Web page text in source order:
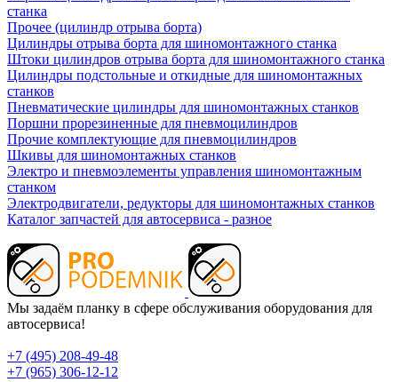
станка
Прочее (цилиндр отрыва борта)
Цилиндры отрыва борта для шиномонтажного станка
Штоки цилиндров отрыва борта для шиномонтажного станка
Цилиндры подстольные и откидные для шиномонтажных
станков
Пневматические цилиндры для шиномонтажных станков
Поршни прорезиненные для пневмоцилиндров
Прочие комплектующие для пневмоцилиндров
Шкивы для шиномонтажных станков
Электро и пневмоэлементы управления шиномонтажным
станком
Электродвигатели, редукторы для шиномонтажных станков
Каталог запчастей для автосервиса - разное
Мы задаём планку в сфере обслуживания оборудования для
автосервиса!
+7 (495) 208-49-48
+7 (965) 306-12-12